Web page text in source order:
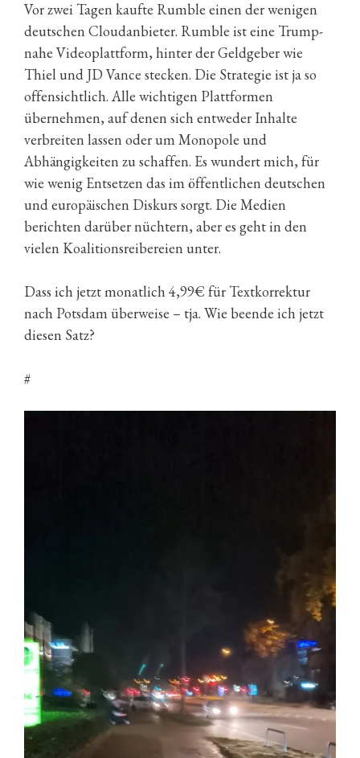
Vor zwei Tagen kaufte Rumble einen der wenigen
deutschen Cloudanbieter. Rumble ist eine Trump-
nahe Videoplattform, hinter der Geldgeber wie
Thiel und JD Vance stecken. Die Strategie ist ja so
offensichtlich. Alle wichtigen Plattformen
übernehmen, auf denen sich entweder Inhalte
verbreiten lassen oder um Monopole und
Abhängigkeiten zu schaffen. Es wundert mich, für
wie wenig Entsetzen das im öffentlichen deutschen
und europäischen Diskurs sorgt. Die Medien
berichten darüber nüchtern, aber es geht in den
vielen Koalitionsreibereien unter.
Dass ich jetzt monatlich 4,99€ für Textkorrektur
nach Potsdam überweise – tja. Wie beende ich jetzt
diesen Satz?
#